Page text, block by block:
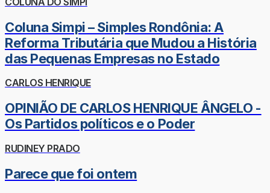
Coluna Simpi – Simples Rondônia: A
Reforma Tributária que Mudou a História
das Pequenas Empresas no Estado
CARLOS HENRIQUE
OPINIÃO DE CARLOS HENRIQUE ÂNGELO -
Os Partidos políticos e o Poder
RUDINEY PRADO
Parece que foi ontem